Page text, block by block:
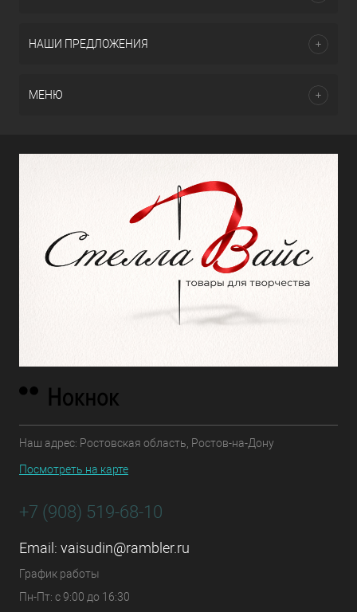
НАШИ ПРЕДЛОЖЕНИЯ
МЕНЮ
Наш адрес: Ростовская область, Ростов-на-Дону
Посмотреть на карте
+7 (908) 519-68-10
Email: vaisudin@rambler.ru
График работы
Пн-Пт: с 9:00 до 16:30